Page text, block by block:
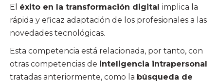
El éxito en la transformación digital implica la
rápida y eficaz adaptación de los profesionales a las
novedades tecnológicas.
Esta competencia está relacionada, por tanto, con
otras competencias de inteligencia intrapersonal
tratadas anteriormente, como la búsqueda de